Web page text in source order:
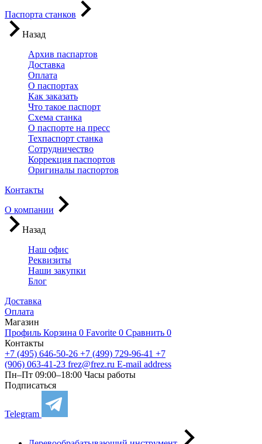
Паспорта станков
Назад
Архив паспартов
Доставка
Оплата
О паспортах
Как заказать
Что такое паспорт
Схема станка
О паспорте на пресс
Техпаспорт станка
Сотрудничество
Коррекция паспортов
Оригиналы паспортов
Контакты
О компании
Назад
Наш офис
Реквизиты
Наши закупки
Блог
Доставка
Оплата
Магазин
Профиль Корзина 0 Favorite 0 Сравнить 0
Контакты
+7 (495) 646-50-26 +7 (499) 729-96-41 +7
(906) 063-41-23 frez@frez.ru E-mail address
Пн–Пт 09:00–18:00 Часы работы
Подписаться
Telegram